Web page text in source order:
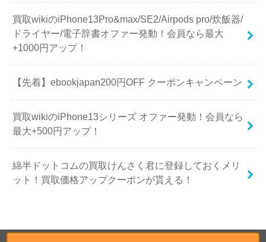
買取wikiのiPhone13Pro&max/SE2/Airpods pro/炊飯器/
ドライヤー/電子辞書オファー発動！会員なら最大
+1000円アップ！
【先着】ebookjapan200円OFF クーポンキャンペーン
買取wikiのiPhone13シリーズ オファー発動！会員なら
最大+500円アップ！
綿半ドットコムの買取けんさく君に登録しておくメリ
ット！買取価格アップクーポンが貰える！